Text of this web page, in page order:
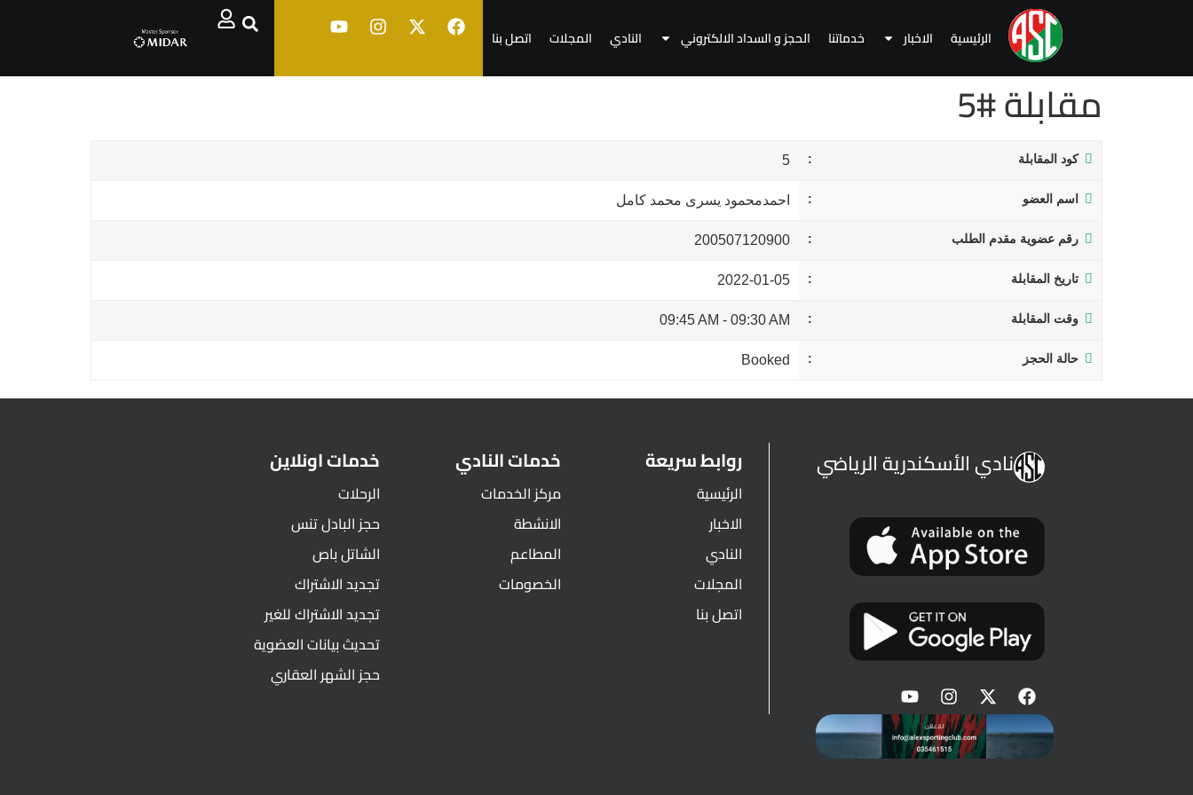
الرئيسية الاخبار خدماتنا الحجز و السداد الالكتروني النادي المجلات اتصل بنا
مقابلة #5
كود المقابلة 5
اسم العضو احمدمحمود يسرى محمد كامل
رقم عضوية مقدم الطلب 200507120900
تاريخ المقابلة 2022-01-05
وقت المقابلة 09:30 AM
-
09:45 AM
حالة الحجز Booked
نادي الأسكندرية الرياضي روابط سريعة
الرئيسية
الاخبار
النادي
المجلات
اتصل بنا
خدمات النادي
مركز الخدمات
الانشطة
المطاعم
الخصومات
خدمات اونلاين
الرحلات
حجز البادل تنس
الشاتل باص
تجديد الاشتراك
تجديد الاشتراك للغير
تحديث بيانات العضوية
حجز الشهر العقاري